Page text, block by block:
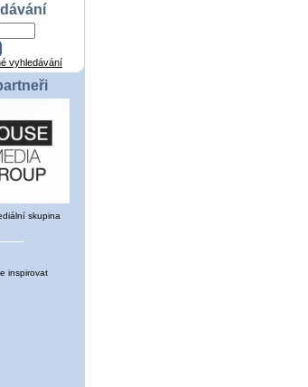
vyhledávání
skupina
inspirovat